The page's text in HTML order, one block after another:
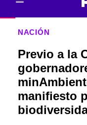
NACIÓN
Previo a la
manifiesto